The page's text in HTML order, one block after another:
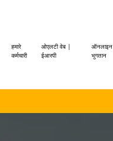
हमारे
कर्मचारी
ओएलटी वेब |
ईआरपी
ऑनलाइन
भुगतान